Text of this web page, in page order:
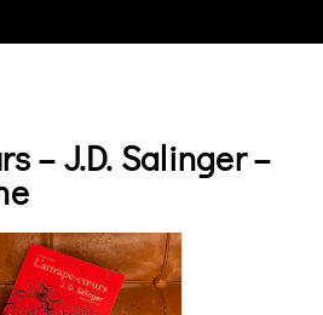
– J.D. Salinger –